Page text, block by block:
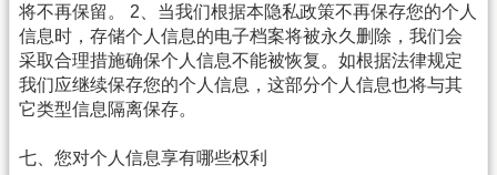
将不再保留。 2、当我们根据本隐私政策不再保存您的个人
信息时，存储个人信息的电子档案将被永久删除，我们会
采取合理措施确保个人信息不能被恢复。如根据法律规定
我们应继续保存您的个人信息，这部分个人信息也将与其
它类型信息隔离保存。
七、您对个人信息享有哪些权利